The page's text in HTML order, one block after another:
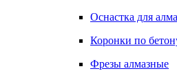
Оснастка для
Коронки по
Фрезы алмазные